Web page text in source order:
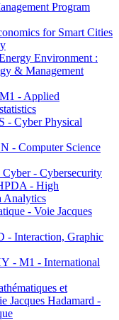
Program
for Smart Cities
Environment :
& Management
- Applied
- Cyber Physical
- Computer Science
- Cybersecurity
- High
Analytics
- Voie Jacques
Interaction, Graphic
- M1 - International
et
Jacques Hadamard -